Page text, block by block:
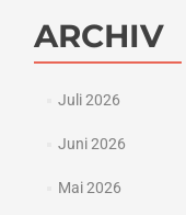
ARCHIV
Juli 2026
Juni 2026
Mai 2026